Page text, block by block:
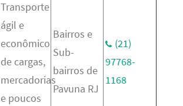
Transporte
ágil e
econômico
de cargas,
mercadorias
e poucos
Bairros e
Sub-
bairros de
Pavuna RJ
(21)
97768-
1168